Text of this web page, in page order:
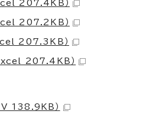
207.4KB）
207.2KB）
207.3KB）
207.4KB）
138.9KB）